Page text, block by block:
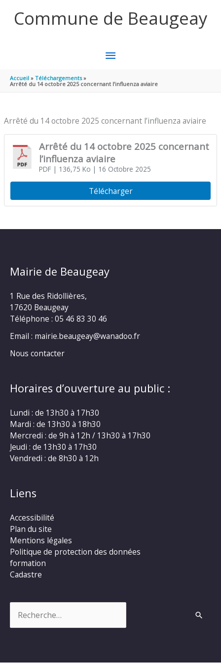
Commune de Beaugeay
MENU
PRINCIPAL
Accueil
Téléchargements
Arrêté du 14 octobre 2025 concernant l’influenza aviaire
Arrêté du 14 octobre 2025 concernant l’influenza aviaire
Arrêté du 14 octobre 2025 concernant
l’influenza aviaire
PDF| 136,75 Ko | 16 Octobre 2025
Télécharger
Mairie de Beaugeay
1 Rue des Ridollières,
17620 Beaugeay
Téléphone : 05 46 83 30 46
Email : mairie.beaugeay@wanadoo.fr
Nous contacter
Horaires d’ouverture au public :
Lundi : de 13h30 à 17h30
Mardi : de 13h30 à 18h30
Mercredi : de 9h à 12h / 13h30 à 17h30
Jeudi : de 13h30 à 17h30
Vendredi : de 8h30 à 12h
Liens
Accessibilité
Plan du site
Mentions légales
Politique de protection des données
formation
Cadastre